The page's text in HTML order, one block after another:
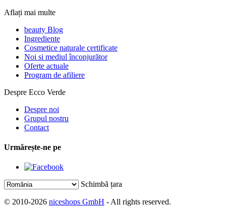
Aflați mai multe
beauty Blog
Ingrediente
Cosmetice naturale certificate
Noi si mediul înconjurător
Oferte actuale
Program de afiliere
Despre Ecco Verde
Despre noi
Grupul nostru
Contact
Urmărește-ne pe
Schimbă țara
© 2010-2026 niceshops GmbH - All rights reserved.